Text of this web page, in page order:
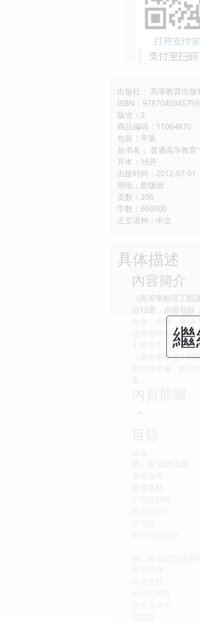
出版社： 高等教育出版
ISBN：9787040345759
版次：2
商品编码：11064670
包装：平装
丛书名： 普通高等教育
开本：16开
出版时间：2012-07-01
用纸：胶版纸
页数：396
字数：660000
正文语种：中文
具体描述
內容簡介
《高等學校理工
分12章，內容包括
吸收、蒸餾、液-
思考題簡答及自
士研究生《化工
《高等學校理工